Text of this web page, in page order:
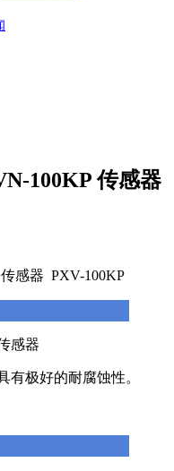
100KP 传感器
感器 PXV-100KP
感器
有极好的耐腐蚀性。